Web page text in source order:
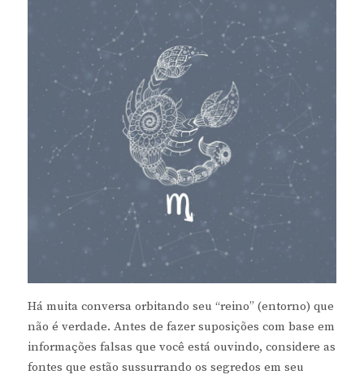
Há muita conversa orbitando seu “reino” (entorno) que
não é verdade. Antes de fazer suposições com base em
informações falsas que você está ouvindo, considere as
fontes que estão sussurrando os segredos em seu